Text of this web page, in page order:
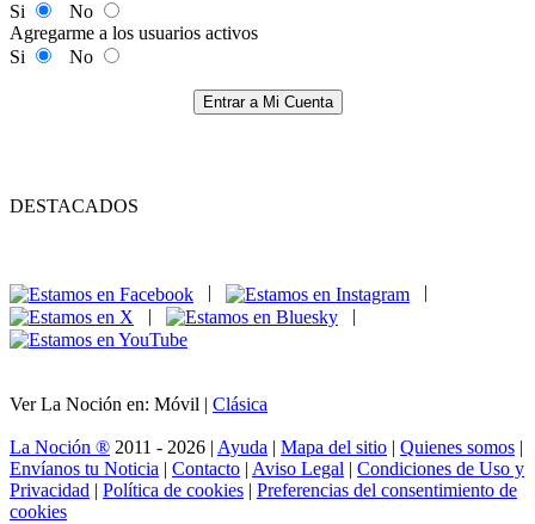
Si
No
Agregarme a los usuarios activos
Si
No
Entrar a Mi Cuenta
DESTACADOS
|
|
|
|
Ver La Noción en: Móvil | Clásica
La Noción ® 2011 - 2026 | Ayuda | Mapa del sitio | Quienes somos |
Envíanos tu Noticia | Contacto | Aviso Legal | Condiciones de Uso y
Privacidad | Política de cookies | Preferencias del consentimiento de
cookies